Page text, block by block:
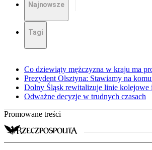
Najnowsze
Tagi
Co dziewiąty mężczyzna w kraju ma
Prezydent Olsztyna: Stawiamy na
Dolny Śląsk rewitalizuje linie kolejowe
Odważne decyzje w trudnych czasach
Promowane treści